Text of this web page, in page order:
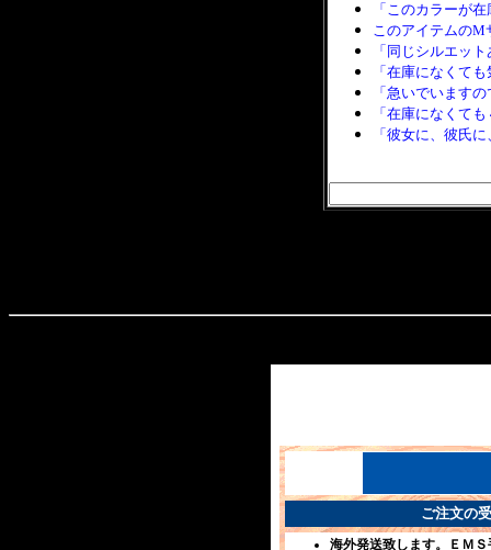
「このカラーが
このアイテムのM
「同じシルエッ
「在庫になくて
「急いでいます
「在庫になくて
「彼女に、彼氏